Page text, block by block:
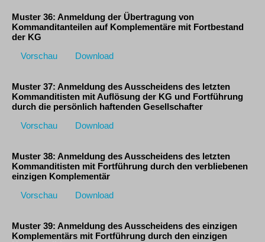
Muster 36: Anmeldung der Übertragung von
Kommanditanteilen auf Komplementäre mit Fortbestand
der KG
Vorschau
Download
Muster 37: Anmeldung des Ausscheidens des letzten
Kommanditisten mit Auflösung der KG und Fortführung
durch die persönlich haftenden Gesellschafter
Vorschau
Download
Muster 38: Anmeldung des Ausscheidens des letzten
Kommanditisten mit Fortführung durch den verbliebenen
einzigen Komplementär
Vorschau
Download
Muster 39: Anmeldung des Ausscheidens des einzigen
Komplementärs mit Fortführung durch den einzigen